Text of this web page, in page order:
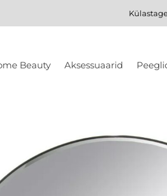
Beauty Aksessuaarid